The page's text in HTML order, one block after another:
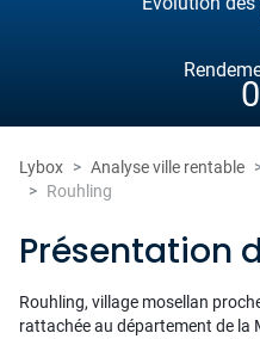
Lybox Analyse ville rentable
Rouhling
Présentation
Rouhling, village mosellan
rattachée au département de la